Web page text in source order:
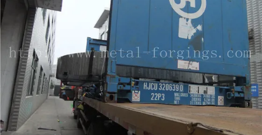
UNE
CITATION
PLAN
DU
SITE